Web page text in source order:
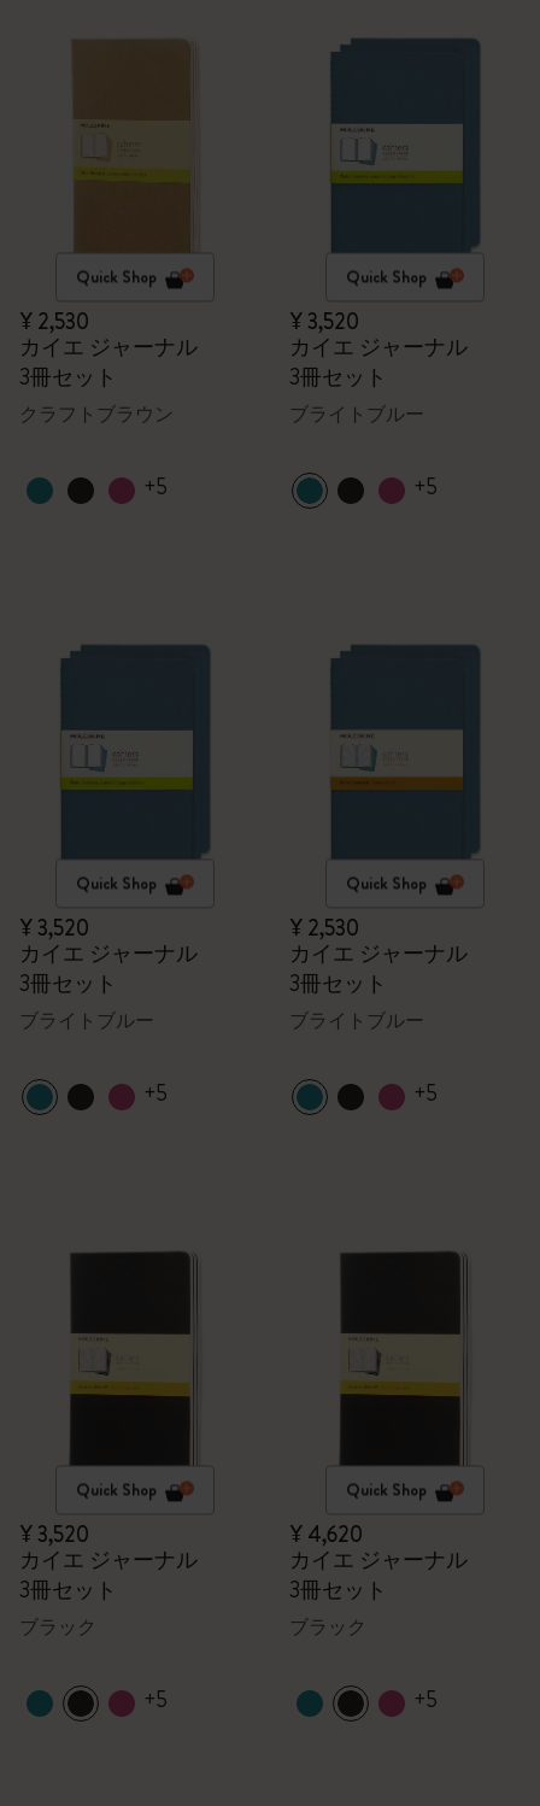
Quick Shop
¥ 2,530
カイエ ジャーナル
3冊セット
クラフトブラウン
+5
Quick Shop
¥ 3,520
カイエ ジャーナル
3冊セット
ブライトブルー
+5
Quick Shop
¥ 3,520
カイエ ジャーナル
3冊セット
ブライトブルー
+5
Quick Shop
¥ 2,530
カイエ ジャーナル
3冊セット
ブライトブルー
+5
Quick Shop
¥ 3,520
カイエ ジャーナル
3冊セット
ブラック
+5
Quick Shop
¥ 4,620
カイエ ジャーナル
3冊セット
ブラック
+5